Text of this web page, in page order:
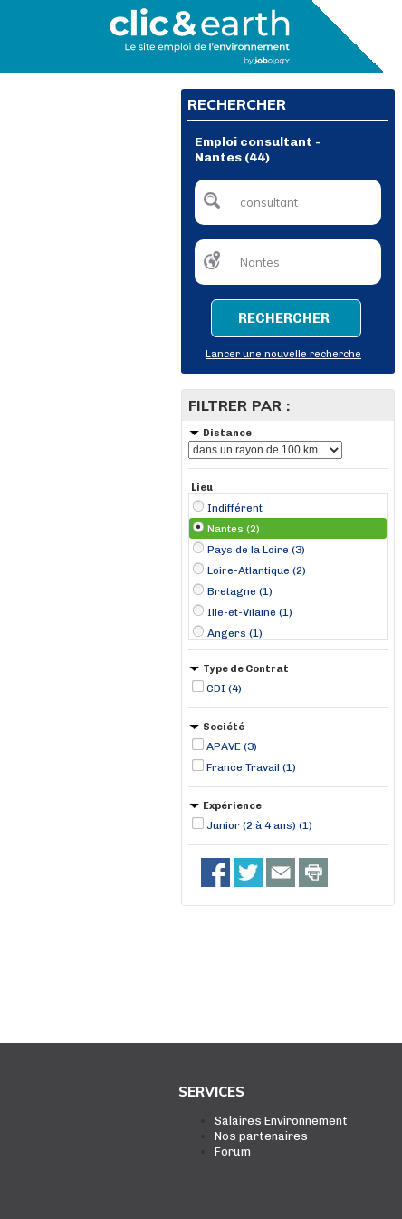
RECHERCHER
Emploi consultant -
Nantes (44)
RECHERCHER
Lancer une nouvelle recherche
FILTRER PAR :
Distance
Lieu
Indifférent
Nantes (2)
Pays de la Loire (3)
Loire-Atlantique (2)
Bretagne (1)
Ille-et-Vilaine (1)
Angers (1)
Rennes (1)
Type de Contrat
CDI (4)
Société
APAVE (3)
France Travail (1)
Expérience
Junior (2 à 4 ans) (1)
SERVICES
Salaires Environnement
Nos partenaires
Forum